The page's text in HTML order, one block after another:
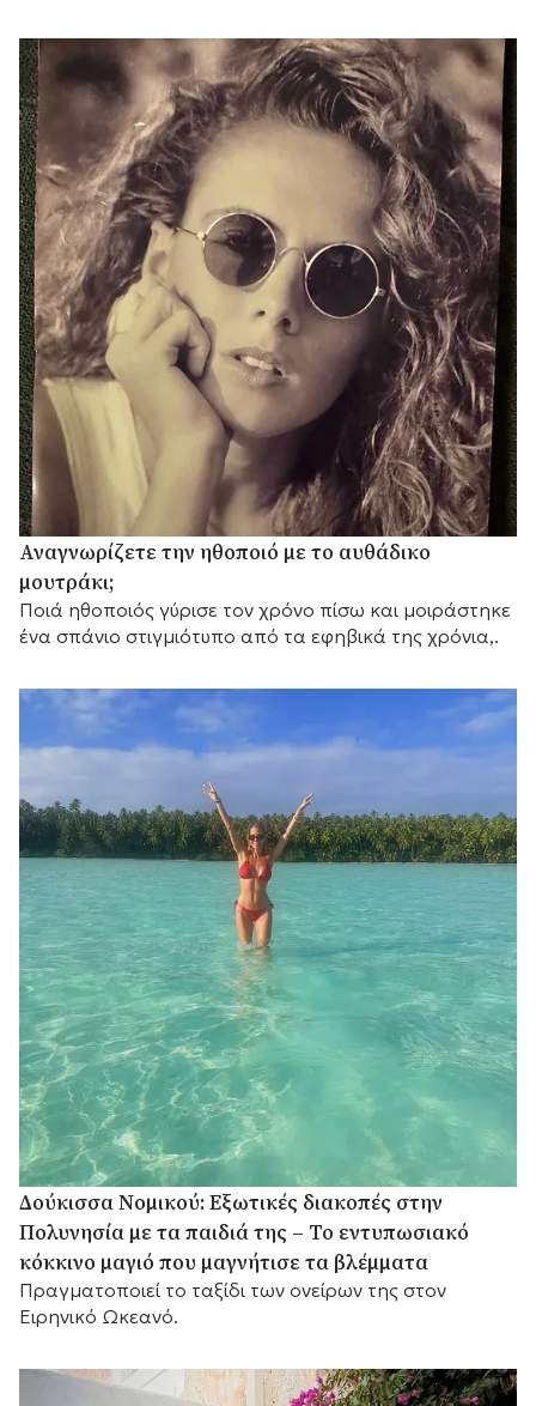
Αναγνωρίζετε την ηθοποιό με το αυθάδικο
μουτράκι;
Ποιά ηθοποιός γύρισε τον χρόνο πίσω και μοιράστηκε
ένα σπάνιο στιγμιότυπο από τα εφηβικά της χρόνια,.
Δούκισσα Νομικού: Εξωτικές διακοπές στην
Πολυνησία με τα παιδιά της – Το εντυπωσιακό
κόκκινο μαγιό που μαγνήτισε τα βλέμματα
Πραγματοποιεί το ταξίδι των ονείρων της στον
Ειρηνικό Ωκεανό.